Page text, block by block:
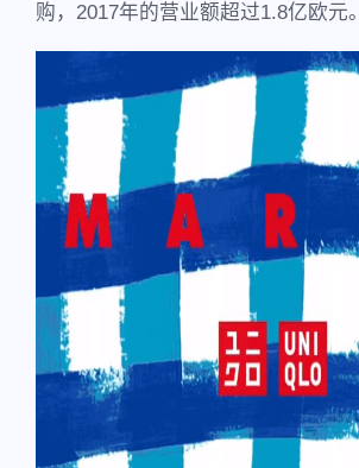
购，2017年的营业额超过1.8亿欧元。